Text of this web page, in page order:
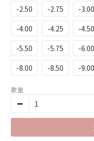
-2.50
-2.75 -3.00
-4.00
-4.25 -4.50
-5.50
-5.75 -6.00
-8.00
-8.50 -9.00
數量